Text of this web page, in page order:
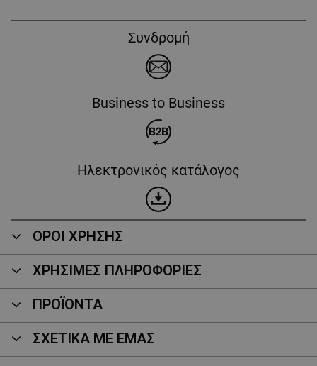
Συνδρομή
Business to Business
Ηλεκτρονικός κατάλογος
ΟΡΟΙ ΧΡΗΣΗΣ
ΧΡΗΣΙΜΕΣ ΠΛΗΡΟΦΟΡΙΕΣ
ΠΡΟΪΌΝΤΑ
ΣΧΕΤΙΚΑ ΜΕ ΕΜΑΣ